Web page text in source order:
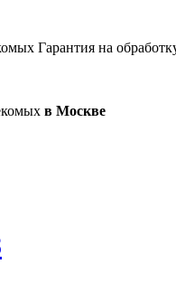
Гарантия на
в Москве